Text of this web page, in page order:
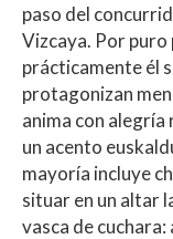
paso del
Vizcaya. Por
prácticamente él
protagonizan
anima con alegría
un acento
mayoría incluye
situar en un altar
vasca de